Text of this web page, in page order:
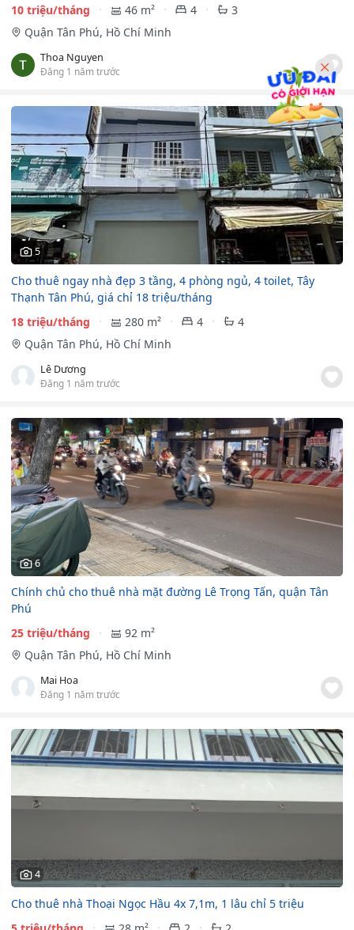
10 triệu/tháng
46 m² 4
3
Quận Tân Phú, Hồ Chí Minh
Thoa Nguyen
Đăng 1 năm trước
5
Cho thuê ngay nhà đẹp 3 tầng, 4 phòng ngủ, 4 toilet, Tây
Thạnh Tân Phú, giá chỉ 18 triệu/tháng
18 triệu/tháng
280 m² 4
4
Quận Tân Phú, Hồ Chí Minh
Lê Dương
Đăng 1 năm trước
6
Chính chủ cho thuê nhà mặt đường Lê Trọng Tấn, quận Tân
Phú
25 triệu/tháng
92 m²
Quận Tân Phú, Hồ Chí Minh
Mai Hoa
Đăng 1 năm trước
4
Cho thuê nhà Thoại Ngọc Hầu 4x 7,1m, 1 lâu chỉ 5 triệu